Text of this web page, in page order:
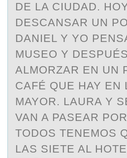
DE LA CIUDAD.
DESCANSAR UN
DANIEL Y YO
MUSEO Y
ALMORZAR EN UN
CAFÉ QUE HAY EN
MAYOR. LAURA Y
VAN A PASEAR
TODOS TENEMOS
LAS SIETE AL